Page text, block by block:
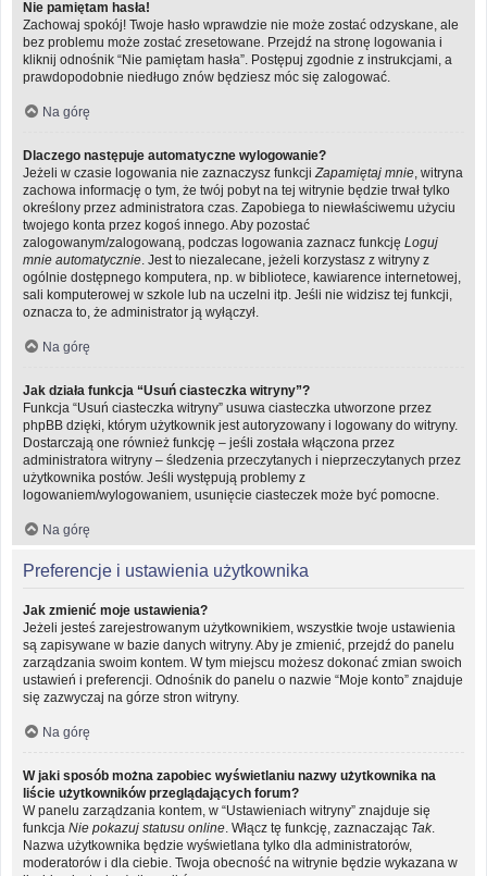
Nie pamiętam hasła!
Zachowaj spokój! Twoje hasło wprawdzie nie może zostać odzyskane, ale
bez problemu może zostać zresetowane. Przejdź na stronę logowania i
kliknij odnośnik “Nie pamiętam hasła”. Postępuj zgodnie z instrukcjami, a
prawdopodobnie niedługo znów będziesz móc się zalogować.
Na górę
Dlaczego następuje automatyczne wylogowanie?
Jeżeli w czasie logowania nie zaznaczysz funkcji Zapamiętaj mnie , witryna
zachowa informację o tym, że twój pobyt na tej witrynie będzie trwał tylko
określony przez administratora czas. Zapobiega to niewłaściwemu użyciu
twojego konta przez kogoś innego. Aby pozostać
zalogowanym/zalogowaną, podczas logowania zaznacz funkcję Loguj
mnie automatycznie . Jest to niezalecane, jeżeli korzystasz z witryny z
ogólnie dostępnego komputera, np. w bibliotece, kawiarence internetowej,
sali komputerowej w szkole lub na uczelni itp. Jeśli nie widzisz tej funkcji,
oznacza to, że administrator ją wyłączył.
Na górę
Jak działa funkcja “Usuń ciasteczka witryny”?
Funkcja “Usuń ciasteczka witryny” usuwa ciasteczka utworzone przez
phpBB dzięki, którym użytkownik jest autoryzowany i logowany do witryny.
Dostarczają one również funkcję – jeśli została włączona przez
administratora witryny – śledzenia przeczytanych i nieprzeczytanych przez
użytkownika postów. Jeśli występują problemy z
logowaniem/wylogowaniem, usunięcie ciasteczek może być pomocne.
Na górę
Preferencje i ustawienia użytkownika
Jak zmienić moje ustawienia?
Jeżeli jesteś zarejestrowanym użytkownikiem, wszystkie twoje ustawienia
są zapisywane w bazie danych witryny. Aby je zmienić, przejdź do panelu
zarządzania swoim kontem. W tym miejscu możesz dokonać zmian swoich
ustawień i preferencji. Odnośnik do panelu o nazwie “Moje konto” znajduje
się zazwyczaj na górze stron witryny.
Na górę
W jaki sposób można zapobiec wyświetlaniu nazwy użytkownika na
liście użytkowników przeglądających forum?
W panelu zarządzania kontem, w “Ustawieniach witryny” znajduje się
funkcja Nie pokazuj statusu online . Włącz tę funkcję, zaznaczając Tak.
Nazwa użytkownika będzie wyświetlana tylko dla administratorów,
moderatorów i dla ciebie. Twoja obecność na witrynie będzie wykazana w